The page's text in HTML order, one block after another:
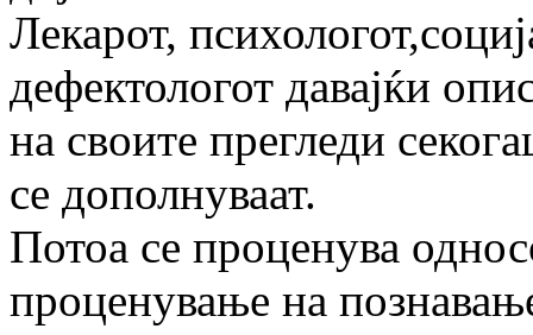
Лекарот,
дефектологот давајќи
на своите прегледи
се дополнуваат.
Потоа се проценува
проценување на